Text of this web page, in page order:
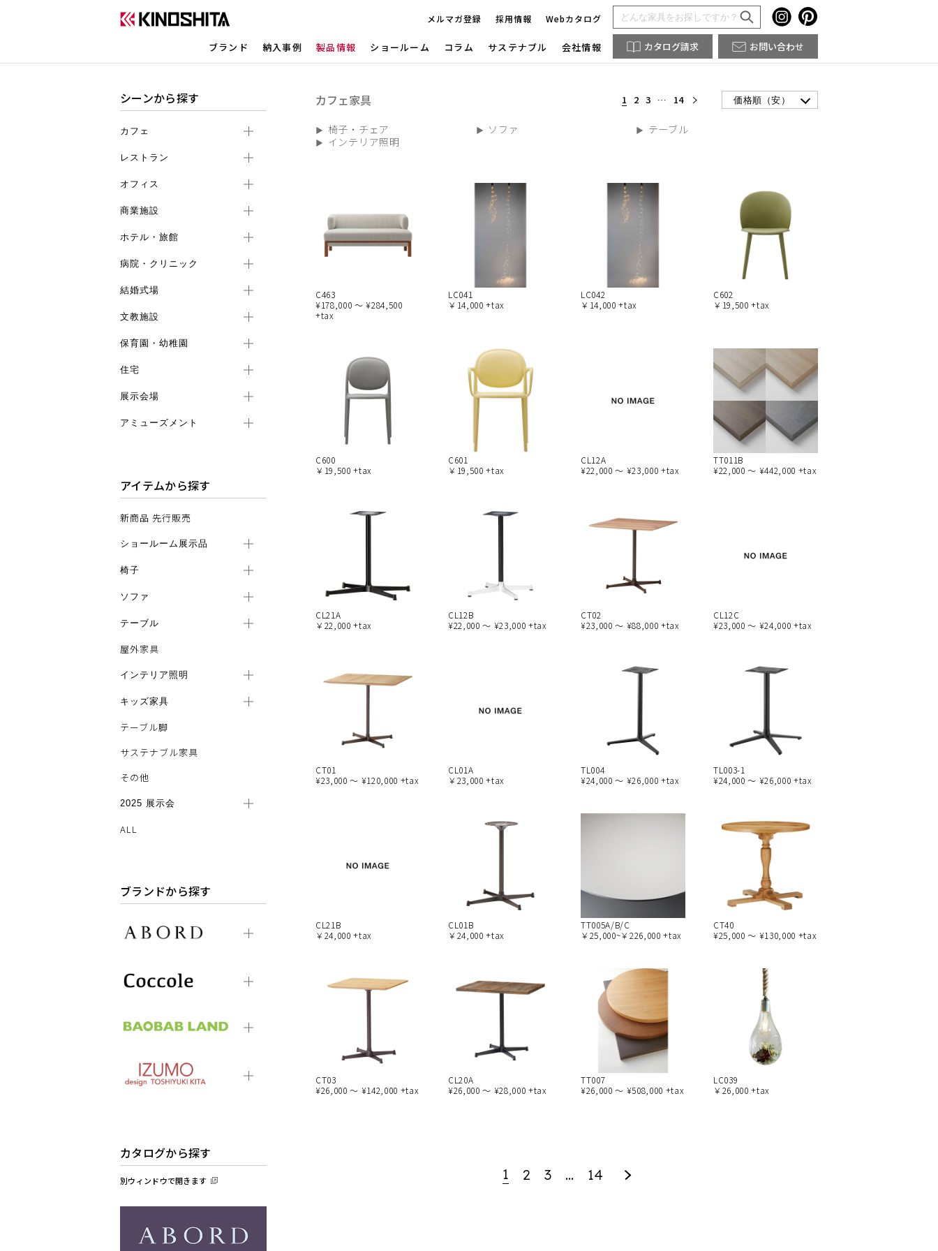
メルマガ登録 採用情報 Webカタログ
ブランド 納入事例 製品情報 ショールーム コラム サステナブル 会社情報 カタログ請求 お問い合わせ
カフェ家具 価格順（安）
1 2 3 … 14
椅子・チェア ソファ
テーブル
インテリア照明
C463
¥178,000 ～ ¥284,500
+tax
LC041
￥14,000 +tax
LC042
￥14,000 +tax
C602
￥19,500 +tax
C600
￥19,500 +tax
C601
￥19,500 +tax
CL12A
¥22,000 ～ ¥23,000 +tax
TT011B
¥22,000 ～ ¥442,000 +tax
CL21A
￥22,000 +tax
CL12B
¥22,000 ～ ¥23,000 +tax
CT02
¥23,000 ～ ¥88,000 +tax
CL12C
¥23,000 ～ ¥24,000 +tax
CT01
¥23,000 ～ ¥120,000 +tax
CL01A
￥23,000 +tax
TL004
¥24,000 ～ ¥26,000 +tax
TL003-1
¥24,000 ～ ¥26,000 +tax
CL21B
￥24,000 +tax
CL01B
￥24,000 +tax
TT005A/B/C
￥25,000~￥226,000 +tax
CT40
¥25,000 ～ ¥130,000 +tax
CT03
¥26,000 ～ ¥142,000 +tax
CL20A
¥26,000 ～ ¥28,000 +tax
TT007
¥26,000 ～ ¥508,000 +tax
LC039
￥26,000 +tax
1 2 3 … 14
シーンから探す
カフェ
レストラン
オフィス
商業施設
ホテル・旅館
病院・クリニック
結婚式場
文教施設
保育園・幼稚園
住宅
展示会場
アミューズメント
アイテムから探す
新商品 先行販売
ショールーム展示品
椅子
ソファ
テーブル
屋外家具
インテリア照明
キッズ家具
テーブル脚
サステナブル家具
その他
2025 展示会
ALL
ブランドから探す
カタログから探す
別ウィンドウで開きます